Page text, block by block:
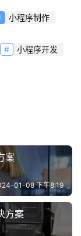
小程序制作
小程序开发
案
01-08 下午8:19
方案